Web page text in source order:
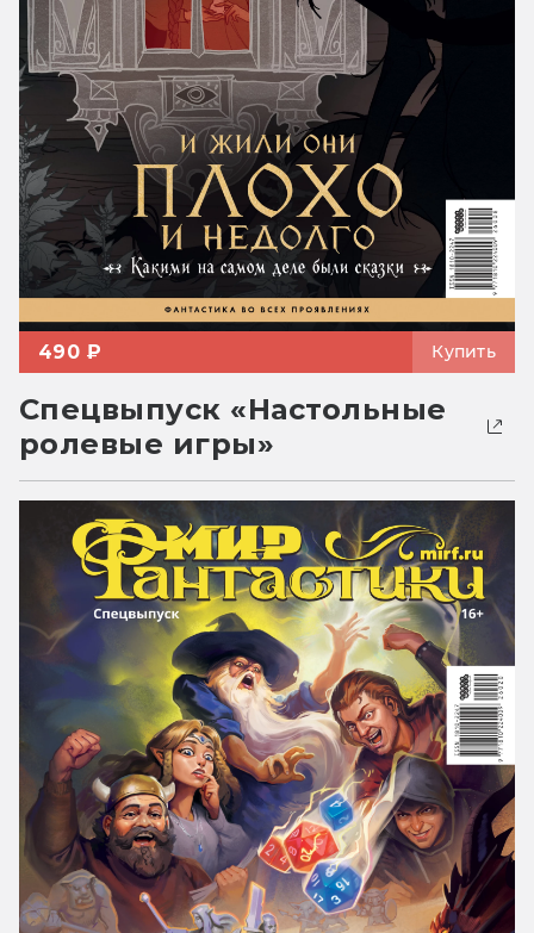
490 ₽ Купить
Спецвыпуск «Настольные
ролевые игры»